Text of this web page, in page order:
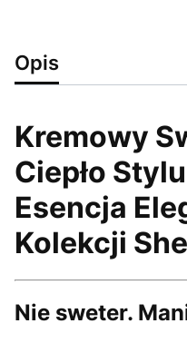
Opis
Kremowy
Ciepło
Esencja
Kolekcji
Nie sweter.